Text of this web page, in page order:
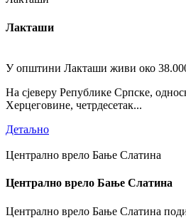
Лакташи
У општини Лакташи живи око
На сјеверу Републике Српске,
Херцеговине, четрдесетак...
Детаљно
Централно врело Бање Слатина
Централно врело Бање Слатина
Централно врело Бање Слатина